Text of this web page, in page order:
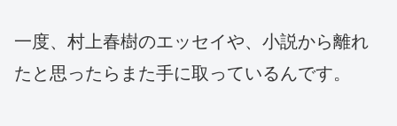
一度、村上春樹のエッセイや、小説から離れ
たと思ったらまた手に取っているんです。